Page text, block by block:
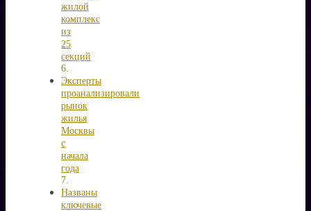
жилой
комплекс
из
25
секций
Эксперты
проанализировали
рынок
жилья
Москвы
с
начала
года
Названы
ключевые